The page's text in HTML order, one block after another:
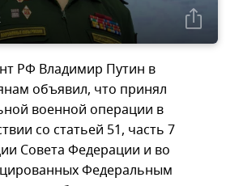
РФ Владимир Путин в
объявил, что принял
военной операции в
со статьей 51, часть 7
Совета Федерации и во
Федеральным